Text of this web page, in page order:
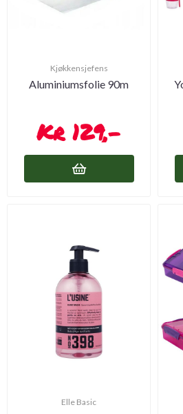
Kjøkkensjefens
Aluminiumsfolie 90m
129,-
Elle Basic